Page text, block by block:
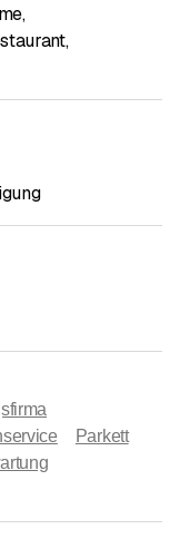
,
,
Parkett